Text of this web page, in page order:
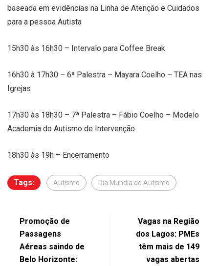
baseada em evidências na Linha de Atenção e Cuidados
para a pessoa Autista
15h30 às 16h30 – Intervalo para Coffee Break
16h30 à 17h30 – 6ª Palestra – Mayara Coelho – TEA nas
Igrejas
17h30 às 18h30 – 7ª Palestra – Fábio Coelho – Modelo
Academia do Autismo de Intervenção
18h30 às 19h – Encerramento
Tags: Autismo Dia Mundia do Autismo
Promoção de
Passagens
Aéreas saindo de
Belo Horizonte:
Vagas na Região
dos Lagos: PMEs
têm mais de 149
vagas abertas